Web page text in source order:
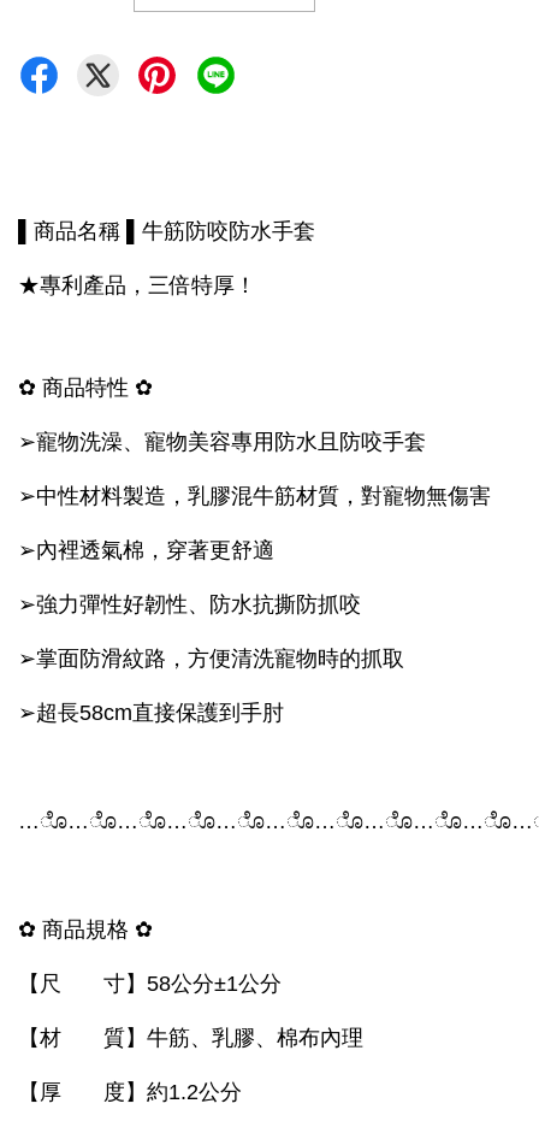
▌商品名稱 ▌牛筋防咬防水手套
★專利產品，三倍特厚！
✿ 商品特性 ✿
➢寵物洗澡、寵物美容專用防水且防咬手套
➢中性材料製造，乳膠混牛筋材質，對寵物無傷害
➢內裡透氣棉，穿著更舒適
➢強力彈性好韌性、防水抗撕防抓咬
➢掌面防滑紋路，方便清洗寵物時的抓取
➢超長58cm直接保護到手肘
…ೊ…ೊ…ೊ…ೊ…ೊ…ೊ…ೊ…ೊ…ೊ…ೊ…
✿ 商品規格 ✿
【尺 寸】58公分±1公分
【材 質】牛筋、乳膠、棉布內理
【厚 度】約1.2公分